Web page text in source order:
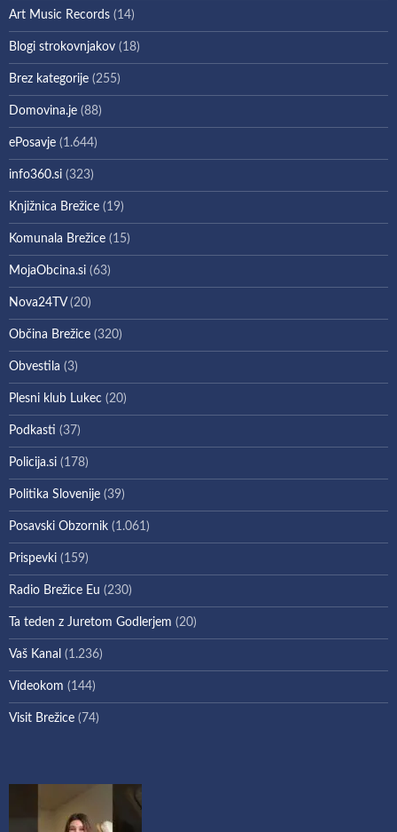
Art Music Records (14)
Blogi strokovnjakov (18)
Brez kategorije (255)
Domovina.je (88)
ePosavje (1.644)
info360.si (323)
Knjižnica Brežice (19)
Komunala Brežice (15)
MojaObcina.si (63)
Nova24TV(20)
Občina Brežice (320)
Obvestila (3)
Plesni klub Lukec (20)
Podkasti (37)
Policija.si (178)
Politika Slovenije (39)
Posavski Obzornik (1.061)
Prispevki (159)
Radio Brežice Eu (230)
Ta teden z Juretom Godlerjem (20)
Vaš Kanal (1.236)
Videokom (144)
Visit Brežice (74)